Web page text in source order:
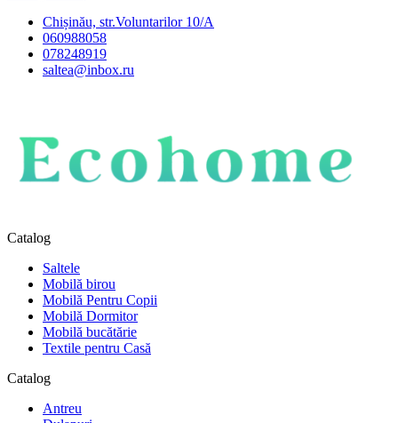
Chișinău, str.Voluntarilor 10/A
060988058
078248919
saltea@inbox.ru
Catalog
Saltele
Mobilă birou
Mobilă Pentru Copii
Mobilă Dormitor
Mobilă bucătărie
Textile pentru Casă
Catalog
Antreu